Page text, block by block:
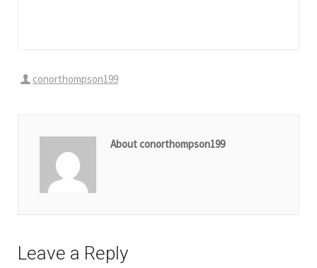
conorthompson199
About conorthompson199
Leave a Reply